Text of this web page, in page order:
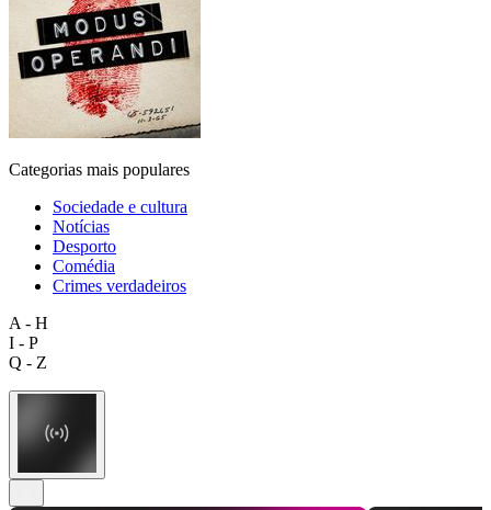
Categorias mais populares
Sociedade e cultura
Notícias
Desporto
Comédia
Crimes verdadeiros
A - H
I - P
Q - Z